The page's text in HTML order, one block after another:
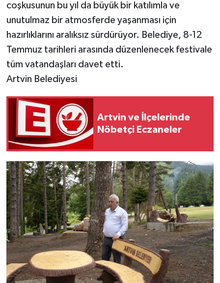
coşkusunun bu yıl da büyük bir katılımla ve
unutulmaz bir atmosferde yaşanması için
hazırlıklarını aralıksız sürdürüyor. Belediye, 8-12
Temmuz tarihleri arasında düzenlenecek festivale
tüm vatandaşları davet etti.
Artvin Belediyesi
Artvin ve İlçelerinde
Nöbetçi Eczaneler